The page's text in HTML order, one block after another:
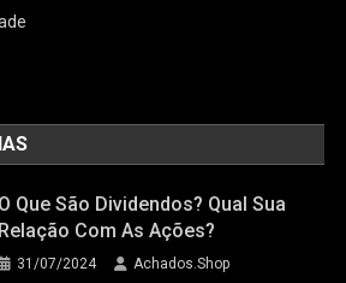
O Que São Dividendos? Qual Sua
Relação Com As Ações?
31/07/2024 Achados.Shop